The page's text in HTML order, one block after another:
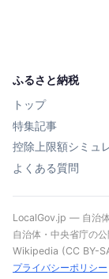
ふるさと納税
トップ
特集記事
控除上限額シミュ
よくある質問
LocalGov.jp — 自治体
自治体・中央省庁の
Wikipedia (CC BY-
プライバシーポリシー